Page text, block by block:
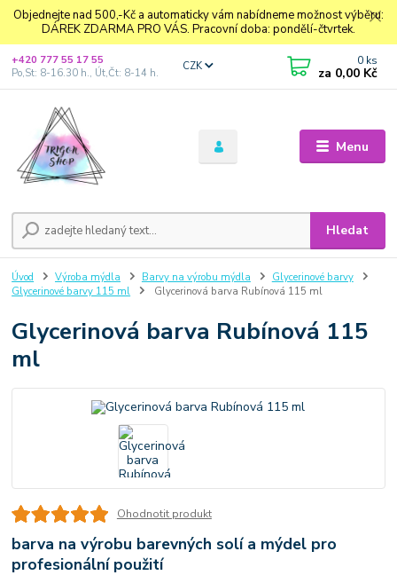
Objednejte nad 500,-Kč a automaticky vám nabídneme možnost výběru:
DÁREK ZDARMA PRO VÁS. Pracovní doba: pondělí-čtvrtek.
Menu
CZK
Hledat
+420 777 55 17 55
Po,St: 8-16.30 h., Út,Čt: 8-14 h.
0 ks
za 0,00 Kč
Úvod Výroba mýdla Barvy na výrobu mýdla
Glycerinové barvy
Glycerinové barvy 115 ml
Glycerinová barva Rubínová 115 ml
Glycerinová barva Rubínová 115
ml
Ohodnotit produkt
barva na výrobu barevných solí a mýdel pro
profesionální použití